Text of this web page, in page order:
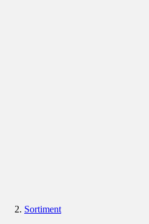
Sortiment